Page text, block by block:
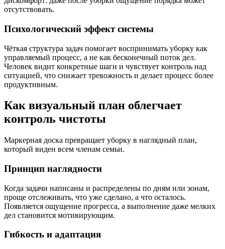
отсутствовать.
Психологический эффект системы
Чёткая структура задач помогает воспринимать уборку как
управляемый процесс, а не как бесконечный поток дел.
Человек видит конкретные шаги и чувствует контроль над
ситуацией, что снижает тревожность и делает процесс более
продуктивным.
Как визуальный план облегчает
контроль чистоты
Маркерная доска превращает уборку в наглядный план,
который виден всем членам семьи.
Принцип наглядности
Когда задачи написаны и распределены по дням или зонам,
проще отслеживать, что уже сделано, а что осталось.
Появляется ощущение прогресса, а выполнение даже мелких
дел становится мотивирующим.
Гибкость и адаптация